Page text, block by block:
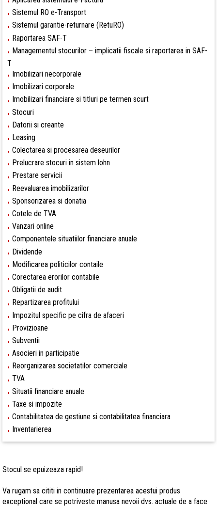
• Sistemul RO e-Transport
• Sistemul garantie-returnare (RetuRO)
• Raportarea SAF-T
• Managementul stocurilor – implicatii fiscale si raportarea in SAF-
T
• Imobilizari necorporale
• Imobilizari corporale
• Imobilizari financiare si titluri pe termen scurt
• Stocuri
• Datorii si creante
• Leasing
• Colectarea si procesarea deseurilor
• Prelucrare stocuri in sistem lohn
• Prestare servicii
• Reevaluarea imobilizarilor
• Sponsorizarea si donatia
• Cotele de TVA
• Vanzari online
• Componentele situatiilor financiare anuale
• Dividende
• Modificarea politicilor contaile
• Corectarea erorilor contabile
• Obligatii de audit
• Repartizarea profitului
• Impozitul specific pe cifra de afaceri
• Provizioane
• Subventii
• Asocieri in participatie
• Reorganizarea societatilor comerciale
• TVA
• Situatii financiare anuale
• Taxe si impozite
• Contabilitatea de gestiune si contabilitatea financiara
• Inventarierea
Stocul se epuizeaza rapid!
Va rugam sa cititi in continuare prezentarea acestui produs
exceptional care se potriveste manusa nevoii dvs. actuale de a face